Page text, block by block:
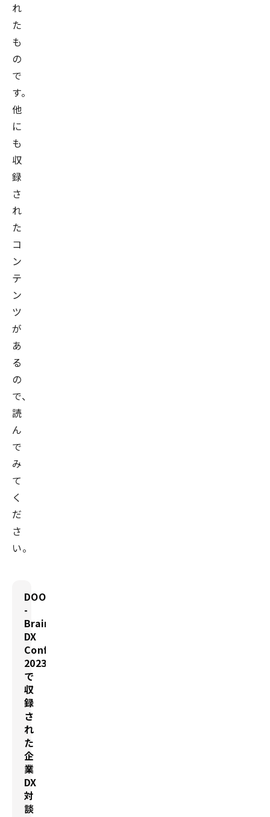
れ
た
も
の
で
す。
他
に
も
収
録
さ
れ
た
コ
ン
テ
ン
ツ
が
あ
る
の
で、
読
ん
で
み
て
く
だ
さ
い。
DOORS
-
BrainPad
DX
Conference-
2023
で
収
録
さ
れ
た
企
業
DX
対
談